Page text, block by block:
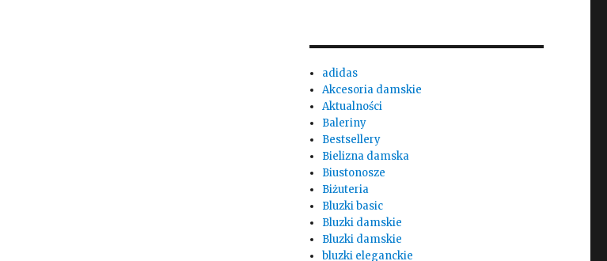
adidas
Akcesoria damskie
Aktualności
Baleriny
Bestsellery
Bielizna damska
Biustonosze
Biżuteria
Bluzki basic
Bluzki damskie
Bluzki damskie
bluzki eleganckie